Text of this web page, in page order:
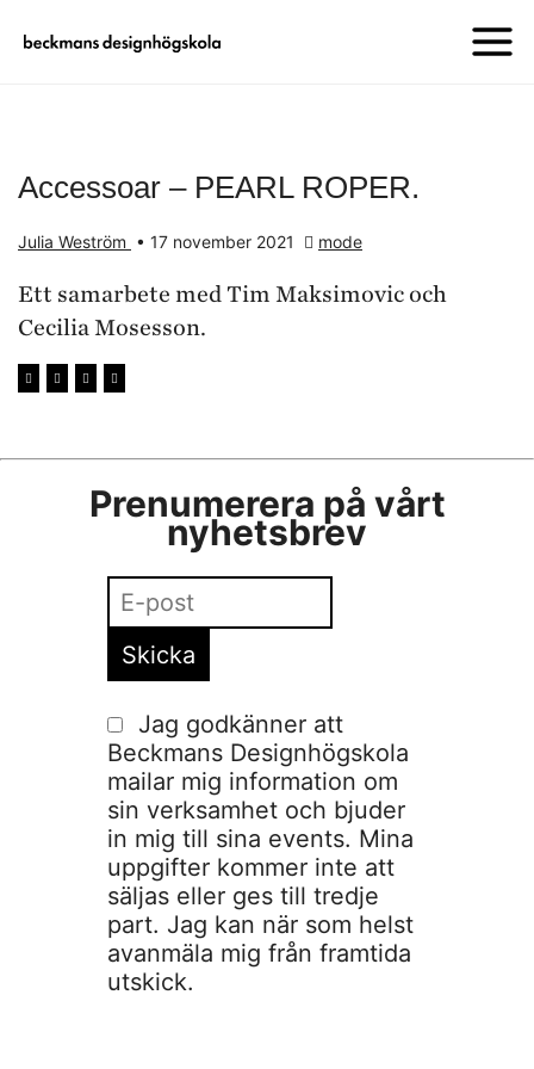
Accessoar – PEARL ROPER.
Julia Weström • 17 november 2021 mode
Ett samarbete med Tim Maksimovic och
Cecilia Mosesson.
Prenumerera på vårt
nyhetsbrev
Jag godkänner att
Beckmans Designhögskola
mailar mig information om
sin verksamhet och bjuder
in mig till sina events. Mina
uppgifter kommer inte att
säljas eller ges till tredje
part. Jag kan när som helst
avanmäla mig från framtida
utskick.